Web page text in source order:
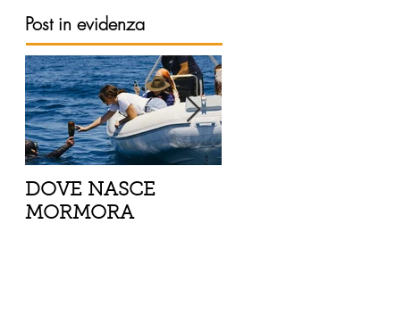
Post in evidenza
DOVE NASCE
MORMORA